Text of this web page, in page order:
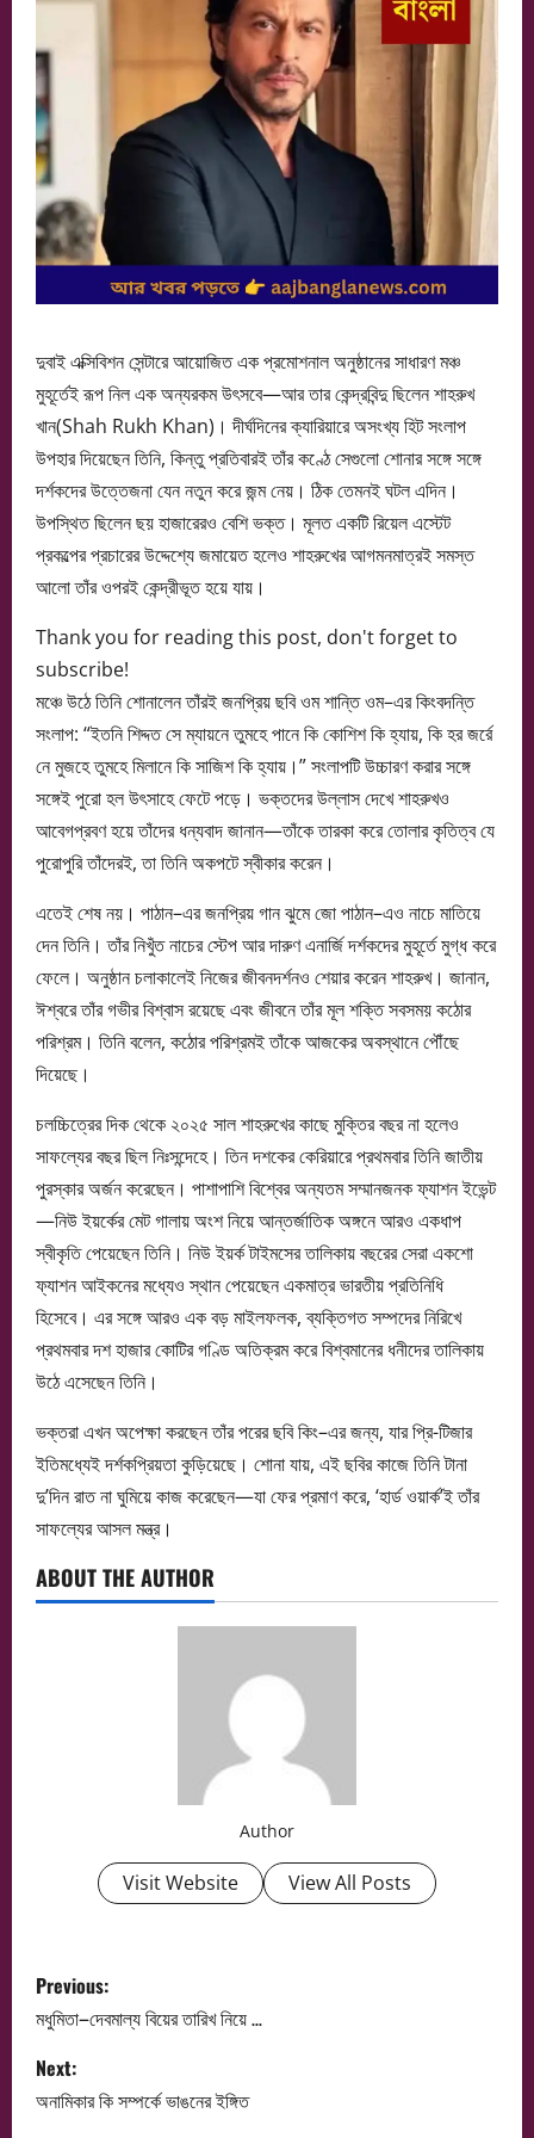
দুবাই এক্সিবিশন সেন্টারে আয়োজিত এক প্রমোশনাল অনুষ্ঠানের সাধারণ মঞ্চ
মুহূর্তেই রূপ নিল এক অন্যরকম উৎসবে—আর তার কেন্দ্রবিন্দু ছিলেন শাহরুখ
খান(Shah Rukh Khan)। দীর্ঘদিনের ক্যারিয়ারে অসংখ্য হিট সংলাপ
উপহার দিয়েছেন তিনি, কিন্তু প্রতিবারই তাঁর কণ্ঠে সেগুলো শোনার সঙ্গে সঙ্গে
দর্শকদের উত্তেজনা যেন নতুন করে জন্ম নেয়। ঠিক তেমনই ঘটল এদিন।
উপস্থিত ছিলেন ছয় হাজারেরও বেশি ভক্ত। মূলত একটি রিয়েল এস্টেট
প্রকল্পের প্রচারের উদ্দেশ্যে জমায়েত হলেও শাহরুখের আগমনমাত্রই সমস্ত
আলো তাঁর ওপরই কেন্দ্রীভূত হয়ে যায়।
Thank you for reading this post, don't forget to
subscribe!
মঞ্চে উঠে তিনি শোনালেন তাঁরই জনপ্রিয় ছবি ওম শান্তি ওম–এর কিংবদন্তি
সংলাপ: “ইতনি শিদ্দত সে ম্যায়নে তুমহে পানে কি কোশিশ কি হ্যায়, কি হর জর্রে
নে মুজহে তুমহে মিলানে কি সাজিশ কি হ্যায়।” সংলাপটি উচ্চারণ করার সঙ্গে
সঙ্গেই পুরো হল উৎসাহে ফেটে পড়ে। ভক্তদের উল্লাস দেখে শাহরুখও
আবেগপ্রবণ হয়ে তাঁদের ধন্যবাদ জানান—তাঁকে তারকা করে তোলার কৃতিত্ব যে
পুরোপুরি তাঁদেরই, তা তিনি অকপটে স্বীকার করেন।
এতেই শেষ নয়। পাঠান–এর জনপ্রিয় গান ঝুমে জো পাঠান–এও নাচে মাতিয়ে
দেন তিনি। তাঁর নিখুঁত নাচের স্টেপ আর দারুণ এনার্জি দর্শকদের মুহূর্তে মুগ্ধ করে
ফেলে। অনুষ্ঠান চলাকালেই নিজের জীবনদর্শনও শেয়ার করেন শাহরুখ। জানান,
ঈশ্বরে তাঁর গভীর বিশ্বাস রয়েছে এবং জীবনে তাঁর মূল শক্তি সবসময় কঠোর
পরিশ্রম। তিনি বলেন, কঠোর পরিশ্রমই তাঁকে আজকের অবস্থানে পৌঁছে
দিয়েছে।
চলচ্চিত্রের দিক থেকে ২০২৫ সাল শাহরুখের কাছে মুক্তির বছর না হলেও
সাফল্যের বছর ছিল নিঃসন্দেহে। তিন দশকের কেরিয়ারে প্রথমবার তিনি জাতীয়
পুরস্কার অর্জন করেছেন। পাশাপাশি বিশ্বের অন্যতম সম্মানজনক ফ্যাশন ইভেন্ট
—নিউ ইয়র্কের মেট গালায় অংশ নিয়ে আন্তর্জাতিক অঙ্গনে আরও একধাপ
স্বীকৃতি পেয়েছেন তিনি। নিউ ইয়র্ক টাইমসের তালিকায় বছরের সেরা একশো
ফ্যাশন আইকনের মধ্যেও স্থান পেয়েছেন একমাত্র ভারতীয় প্রতিনিধি
হিসেবে। এর সঙ্গে আরও এক বড় মাইলফলক, ব্যক্তিগত সম্পদের নিরিখে
প্রথমবার দশ হাজার কোটির গণ্ডি অতিক্রম করে বিশ্বমানের ধনীদের তালিকায়
উঠে এসেছেন তিনি।
ভক্তরা এখন অপেক্ষা করছেন তাঁর পরের ছবি কিং–এর জন্য, যার প্রি-টিজার
ইতিমধ্যেই দর্শকপ্রিয়তা কুড়িয়েছে। শোনা যায়, এই ছবির কাজে তিনি টানা
দু’দিন রাত না ঘুমিয়ে কাজ করেছেন—যা ফের প্রমাণ করে, ‘হার্ড ওয়ার্ক’ই তাঁর
সাফল্যের আসল মন্ত্র।
ABOUT THE AUTHOR
Author
Visit Website View All Posts
P
o
s
t
Previous:
মধুমিতা–দেবমাল্য বিয়ের তারিখ নিয়ে …
Next:
অনামিকার কি সম্পর্কে ভাঙনের ইঙ্গিত